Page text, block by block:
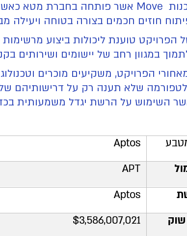
חוזים חכמים בצורה בטוחה ויעילה
במגוון רחב של יישומים ושירותים
שלא תענה רק על דרישותיהם של
השימוש על הרשת יגדל משמעותית